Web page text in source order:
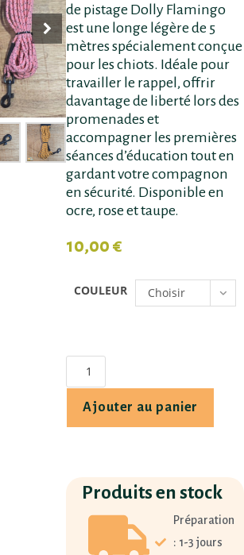
de pistage Dolly Flamingo
est une longe légère de 5
mètres spécialement conçue
pour les chiots. Idéale pour
travailler le rappel, offrir
davantage de liberté lors des
promenades et
accompagner les premières
séances d’éducation tout en
gardant votre compagnon
en sécurité. Disponible en
ocre, rose et taupe.
10,00 €
COULEUR
Choisir
Ajouter au panier
Produits en stock
Préparation
: 1-3 jours